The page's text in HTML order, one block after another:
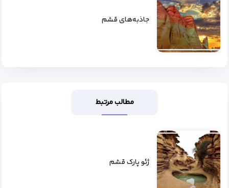
جاذبه‌های قشم
مطالب مرتبط
ژئو پارک قشم